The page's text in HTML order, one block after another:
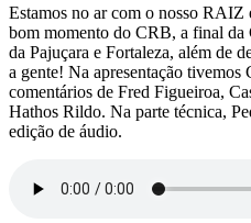
Estamos no ar com o nosso RAIZ
bom momento do CRB, a final da
da Pajuçara e Fortaleza, além de
a gente! Na apresentação tivemos
comentários de Fred Figueiroa,
Hathos Rildo. Na parte técnica,
edição de áudio.